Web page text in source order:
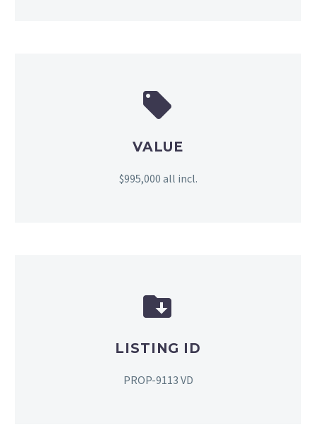


VALUE
$995,000 all incl.


LISTING ID
PROP-9113 VD